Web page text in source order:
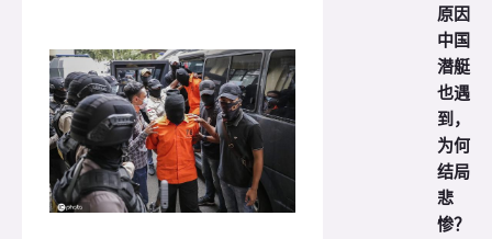
原因
中国
潜艇
也遇
到，
为何
结局
悲
惨？